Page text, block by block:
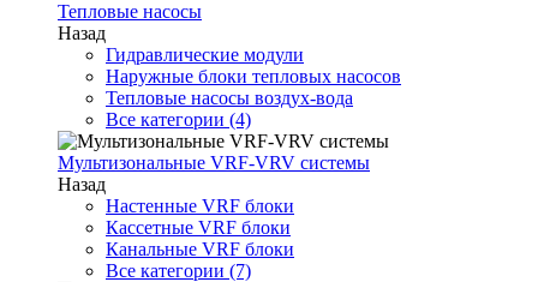
Тепловые насосы
Назад
Гидравлические модули
Наружные блоки тепловых насосов
Тепловые насосы воздух-вода
Все категории (4)
Мультизональные VRF-VRV системы
Назад
Настенные VRF блоки
Кассетные VRF блоки
Канальные VRF блоки
Все категории (7)